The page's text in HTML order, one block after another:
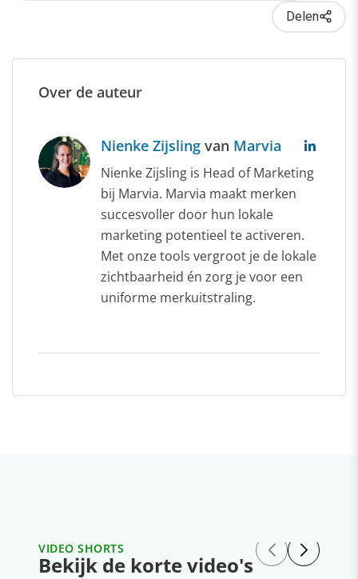
Delen
Over de auteur
Nienke Zijsling van Marvia
Nienke Zijsling is Head of Marketing
bij Marvia. Marvia maakt merken
succesvoller door hun lokale
marketing potentieel te activeren.
Met onze tools vergroot je de lokale
zichtbaarheid én zorg je voor een
uniforme merkuitstraling.
VIDEO SHORTS
Bekijk de korte video's